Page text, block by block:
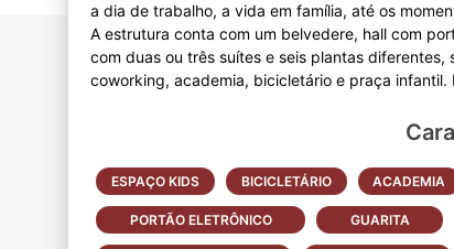
a dia de trabalho, a vida em família, até os
A estrutura conta com um belvedere, hall com
com duas ou três suítes e seis plantas
ESPAÇO KIDS BICICLETÁRIO ACADEMIA
PORTÃO ELETRÔNICO GUARITA